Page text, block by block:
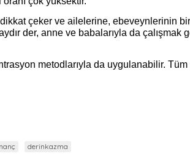
çeker ve ailelerine, ebeveynlerinin
der, anne ve babalarıyla da çalışmak
metodlarıyla da uygulanabilir. Tüm
derinkazma